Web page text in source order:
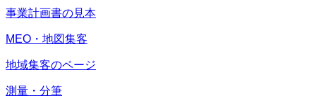
事業計画書の見本
MEO・地図集客
地域集客のページ
測量・分筆